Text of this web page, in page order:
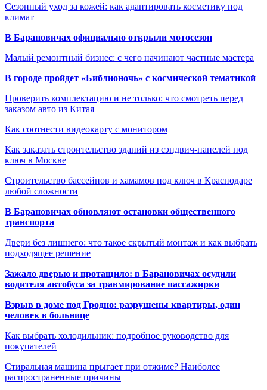
Сезонный уход за кожей: как адаптировать косметику под
климат
В Барановичах официально открыли мотосезон
Малый ремонтный бизнес: с чего начинают частные мастера
В городе пройдет «Библионочь» с космической тематикой
Проверить комплектацию и не только: что смотреть перед
заказом авто из Китая
Как соотнести видеокарту с монитором
Как заказать строительство зданий из сэндвич-панелей под
ключ в Москве
Строительство бассейнов и хамамов под ключ в Краснодаре
любой сложности
В Барановичах обновляют остановки общественного
транспорта
Двери без лишнего: что такое скрытый монтаж и как выбрать
подходящее решение
Зажало дверью и протащило: в Барановичах осудили
водителя автобуса за травмирование пассажирки
Взрыв в доме под Гродно: разрушены квартиры, один
человек в больнице
Как выбрать холодильник: подробное руководство для
покупателей
Стиральная машина прыгает при отжиме? Наиболее
распространенные причины